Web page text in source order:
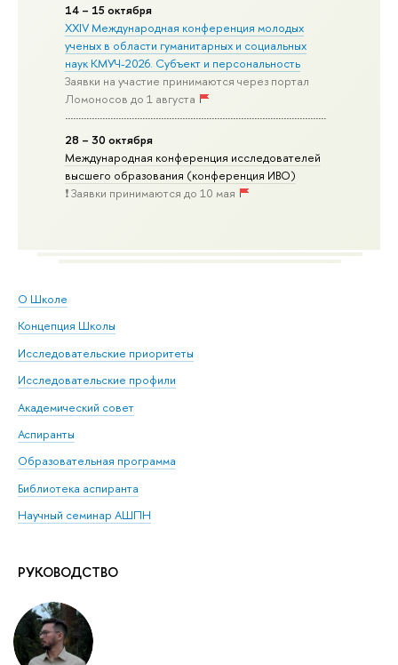
14 – 15 октября
XXIV Международная конференция молодых
ученых в области гуманитарных и социальных
наук КМУЧ-2026. Субъект и персональность
Заявки на участие принимаются через портал
Ломоносов до 1 августа
28 – 30 октября
Международная конференция исследователей
высшего образования (конференция ИВО)
❗️ Заявки принимаются до 10 мая
О Школе
Концепция Школы
Исследовательские приоритеты
Исследовательские профили
Академический совет
Аспиранты
Образовательная программа
Библиотека аспиранта
Научный семинар АШПН
РУКОВОДСТВО